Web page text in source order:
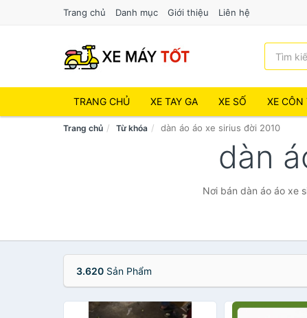
Trang chủ Danh mục Giới thiệu Liên hệ
TRANG CHỦ XE TAY GA XE SỐ XE CÔN
Trang chủ Từ khóa dàn áo áo xe sirius đời 2010
dàn
Nơi bán dàn áo áo xe
3.620 Sản Phẩm